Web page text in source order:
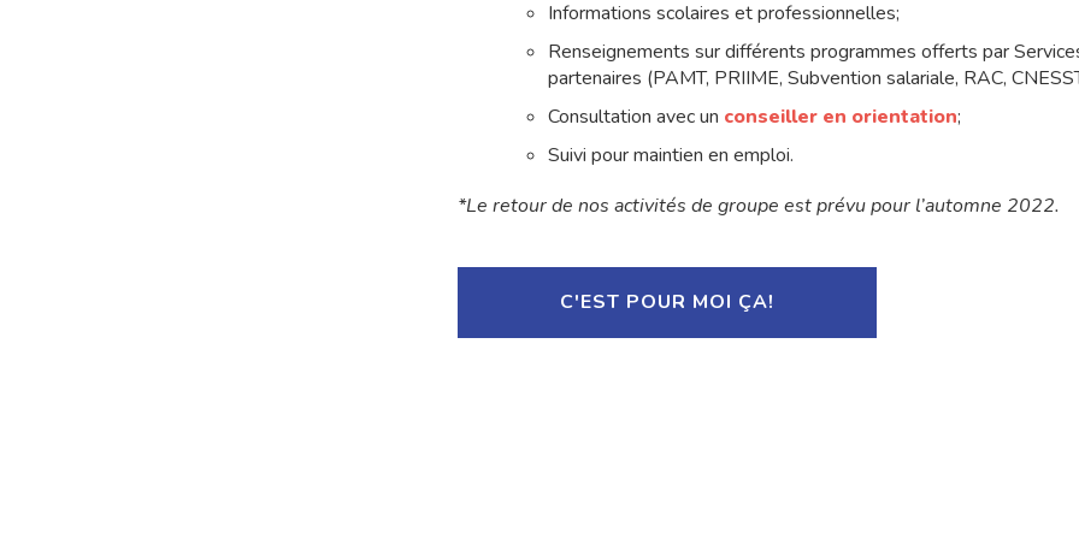
Informations scolaires et professionnelles;
Renseignements sur différents programmes offerts par
partenaires (PAMT, PRIIME, Subvention salariale, RAC,
Consultation avec un conseiller en orientation;
Suivi pour maintien en emploi.
*Le retour de nos activités de groupe est prévu pour l’automne 2022.
C'EST POUR MOI ÇA!